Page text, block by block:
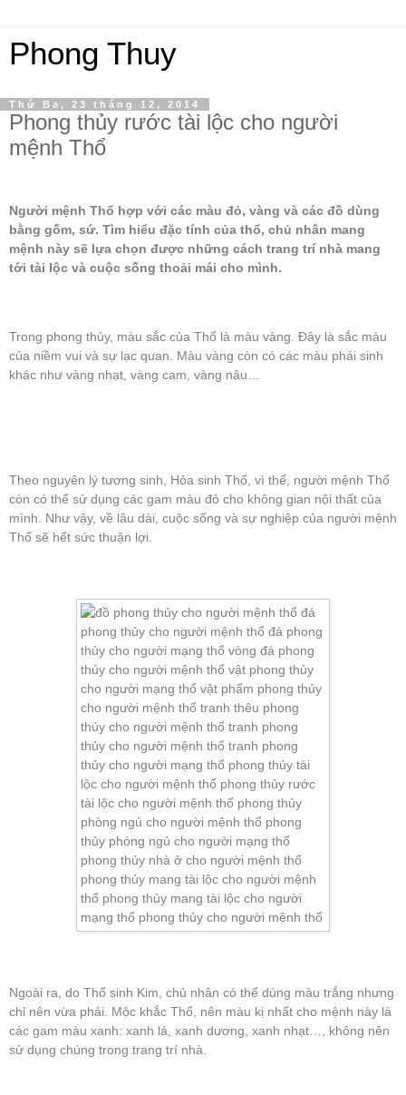
Phong Thuy
Thứ Ba, 23 tháng 12, 2014
Phong thủy rước tài lộc cho người
mệnh Thổ
Người mệnh Thổ hợp với các màu đỏ, vàng và các đồ dùng
bằng gốm, sứ. Tìm hiểu đặc tính của thổ, chủ nhân mang
mệnh này sẽ lựa chọn được những cách trang trí nhà mang
tới tài lộc và cuộc sống thoải mái cho mình.
Trong phong thủy, màu sắc của Thổ là màu vàng. Đây là sắc màu
của niềm vui và sự lạc quan. Màu vàng còn có các màu phái sinh
khác như vàng nhạt, vàng cam, vàng nâu…
Theo nguyên lý tương sinh, Hỏa sinh Thổ, vì thế, người mệnh Thổ
còn có thể sử dụng các gam màu đỏ cho không gian nội thất của
mình. Như vậy, về lâu dài, cuộc sống và sự nghiệp của người mệnh
Thổ sẽ hết sức thuận lợi.
Ngoài ra, do Thổ sinh Kim, chủ nhân có thể dùng màu trắng nhưng
chỉ nên vừa phải. Mộc khắc Thổ, nên màu kị nhất cho mệnh này là
các gam màu xanh: xanh lá, xanh dương, xanh nhạt…, không nên
sử dụng chúng trong trang trí nhà.